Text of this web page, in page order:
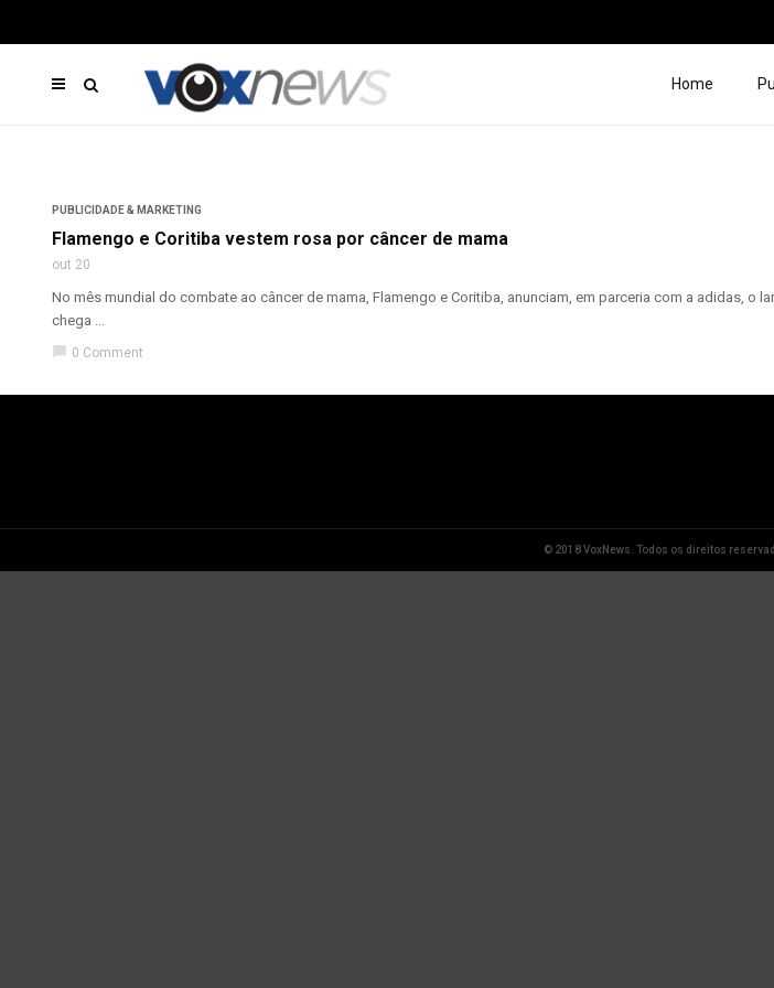
Home
PUBLICIDADE & MARKETING
Flamengo e Coritiba vestem rosa por câncer de mama
out 20
No mês mundial do combate ao câncer de mama, Flamengo e Coritiba, anunciam, em parceria com a adidas,
chega ...
chat_bubble 0 Comment
© 2018 VoxNews. Todos os direitos